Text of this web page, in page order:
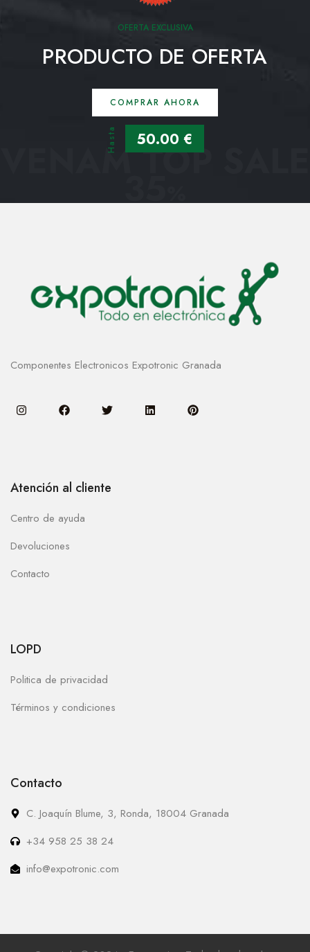
OFERTA EXCLUSIVA
PRODUCTO DE OFERTA
COMPRAR AHORA
Hasta 50.00 €
VENAM TOP SALE
35
Componentes Electronicos Expotronic Granada
Atención al cliente
Centro de ayuda
Devoluciones
Contacto
LOPD
Politica de privacidad
Términos y condiciones
Contacto
C. Joaquín Blume, 3, Ronda, 18004 Granada
+34 958 25 38 24
info@expotronic.com